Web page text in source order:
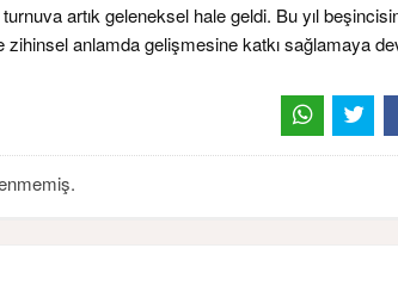
artık geleneksel hale geldi. Bu yıl
anlamda gelişmesine katkı sağlamaya